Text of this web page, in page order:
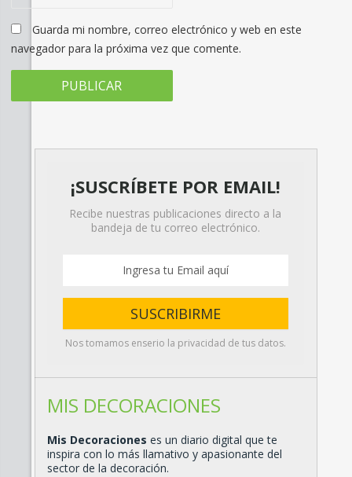
Guarda mi nombre, correo electrónico y web en este
navegador para la próxima vez que comente.
¡SUSCRÍBETE POR EMAIL!
Recibe nuestras publicaciones directo a la
bandeja de tu correo electrónico.
Nos tomamos enserio la privacidad de tus datos.
MIS DECORACIONES
Mis Decoraciones es un diario digital que te
inspira con lo más llamativo y apasionante del
sector de la decoración.